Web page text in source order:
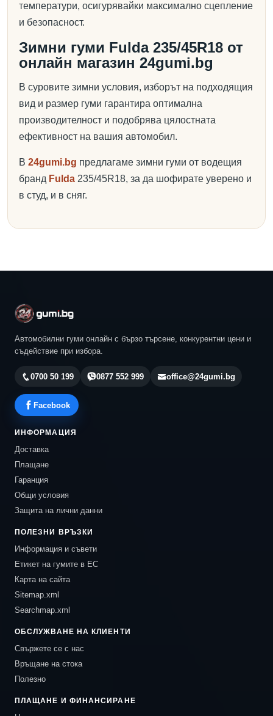
температури, осигурявайки максимално сцепление
и безопасност.
Зимни гуми Fulda 235/45R18 от
онлайн магазин 24gumi.bg
В суровите зимни условия, изборът на подходящия
вид и размер гуми гарантира оптимална
производителност и подобрява цялостната
ефективност на вашия автомобил.
В 24gumi.bg предлагаме зимни гуми от водещия
бранд Fulda 235/45R18, за да шофирате уверено и
в студ, и в сняг.
Автомобилни гуми онлайн с бързо търсене, конкурентни цени и
съдействие при избора.
0700 50 199 0877 552 999 office@24gumi.bg
Facebook
ИНФОРМАЦИЯ
Доставка
Плащане
Гаранция
Общи условия
Защита на лични данни
ПОЛЕЗНИ ВРЪЗКИ
Информация и съвети
Етикет на гумите в ЕС
Карта на сайта
Sitemap.xml
Searchmap.xml
ОБСЛУЖВАНЕ НА КЛИЕНТИ
Свържете се с нас
Връщане на стока
Полезно
ПЛАЩАНЕ И ФИНАНСИРАНЕ